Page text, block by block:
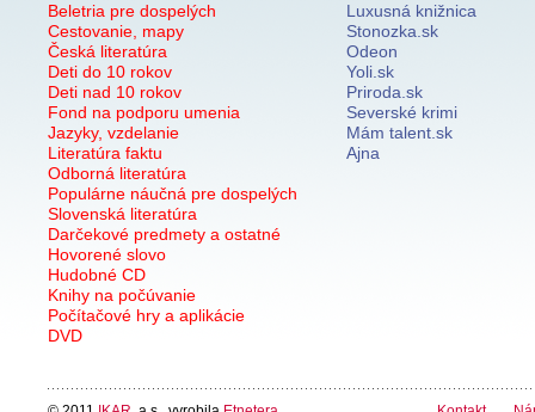
Beletria pre dospelých
Cestovanie, mapy
Česká literatúra
Deti do 10 rokov
Deti nad 10 rokov
Fond na podporu umenia
Jazyky, vzdelanie
Literatúra faktu
Odborná literatúra
Populárne náučná pre dospelých
Slovenská literatúra
Darčekové predmety a ostatné
Hovorené slovo
Hudobné CD
Knihy na počúvanie
Počítačové hry a aplikácie
DVD
Luxusná knižnica
Stonozka.sk
Odeon
Yoli.sk
Priroda.sk
Severské krimi
Mám talent.sk
Ajna